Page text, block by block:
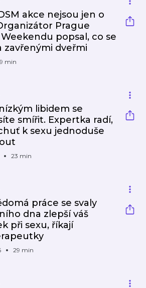
akce nejsou jen o
Prague
popsal, co se
zavřenými dveřmi
min
libidem se
smířit. Expertka radí,
k sexu jednoduše
23 min
práce se svaly
dna zlepší váš
při sexu, říkají
29 min